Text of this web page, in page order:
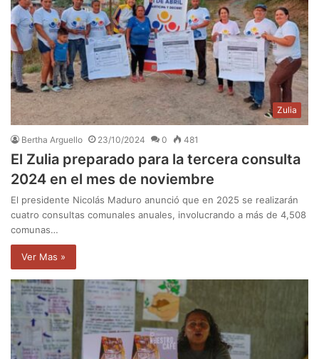
Zulia
Bertha Arguello 23/10/2024 0 481
El Zulia preparado para la tercera consulta
2024 en el mes de noviembre
El presidente Nicolás Maduro anunció que en 2025 se realizarán
cuatro consultas comunales anuales, involucrando a más de 4,508
comunas…
Ver Mas »